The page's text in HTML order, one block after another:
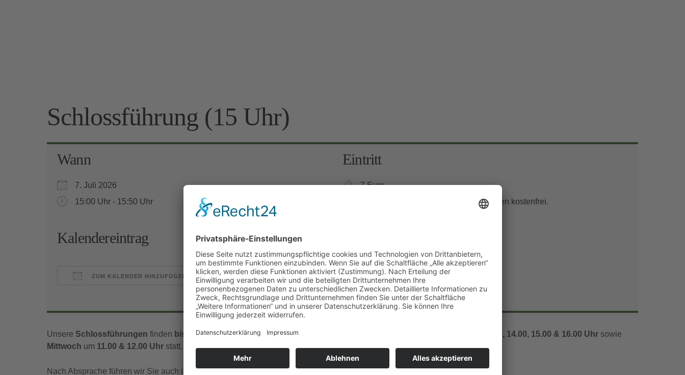
Schlossführung (15 Uhr)
Wann
7. Juli 2026
15:00 Uhr - 15:50 Uhr
Eintritt
7 Euro
Kinder 6-12 Jahre: 3 Euro, unter 6 Jahren kostenfrei.
Kalendereintrag
ZUM KALENDER HINZUFÜGEN
Google Kalender iCalendar
Unsere Schlossführungen finden bis Mitte November Dienstag, Donnerstag, Freitag, Samstag, Sonntag um 11.00, 12.00, 14.00, 15.00 & 16.00 Uhr sowie
Mittwoch um 11.00 & 12.00 Uhr statt.
Nach Absprache führen wir Sie auch in englischer und französischer Sprache.